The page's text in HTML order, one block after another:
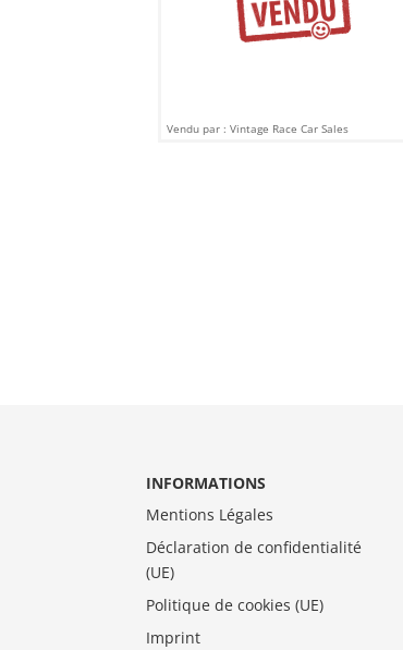
Vendu par : Vintage Race Car Sales
INFORMATIONS
Mentions Légales
Déclaration de confidentialité
(UE)
Politique de cookies (UE)
Imprint